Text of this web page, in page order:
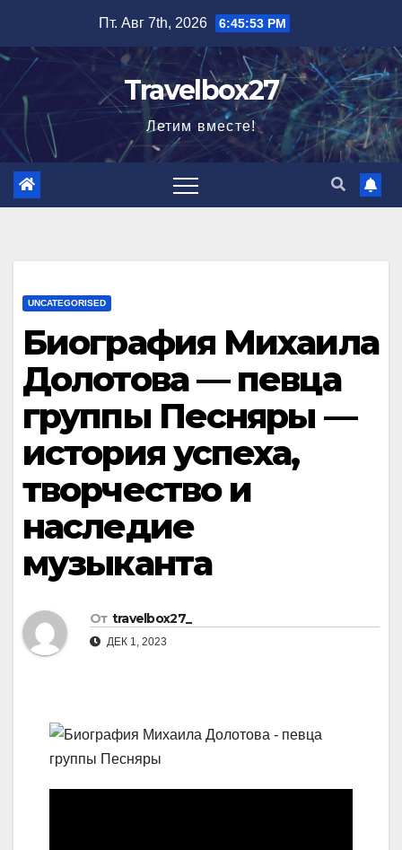
содержимому
Пт. Авг 7th, 2026 6:45:54 PM
Travelbox27
Летим вместе!
UNCATEGORISED
Биография Михаила
Долотова — певца
группы Песняры —
история успеха,
творчество и
наследие
музыканта
От travelbox27_
ДЕК 1, 2023